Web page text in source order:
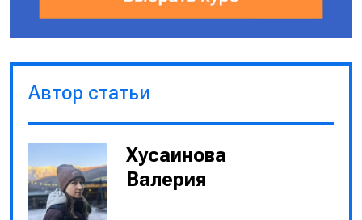
Автор статьи
Хусаинова
Валерия